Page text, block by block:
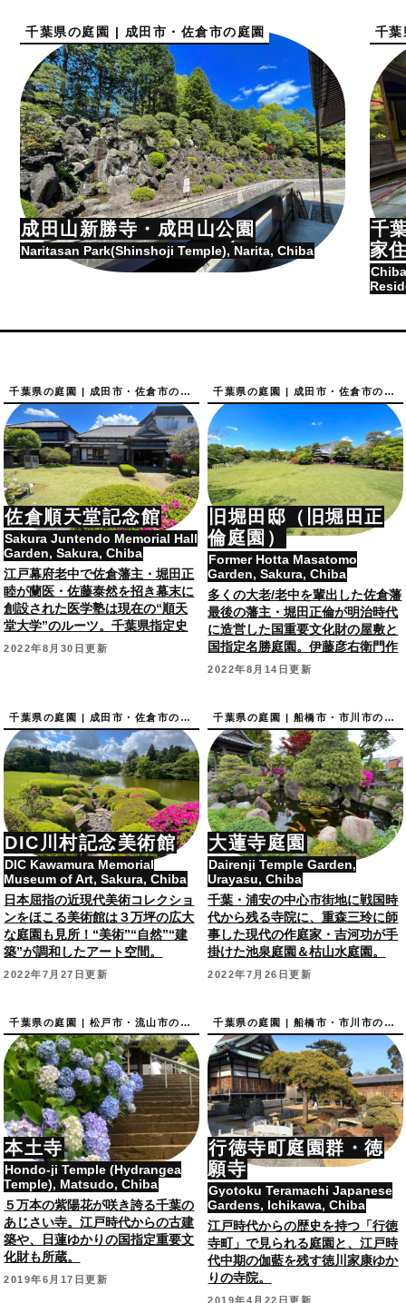
千葉県の庭園 | 成田市・佐倉市の庭園
成田山新勝寺・成田山公園
Naritasan Park(Shinshoji Temple), Narita, Chiba
千
千
家
千葉県の庭園 | 成田市・佐倉市の庭園
佐倉順天堂記念館
Sakura Juntendo Memorial Hall
Garden, Sakura, Chiba
江戸幕府老中で佐倉藩主・堀田正
睦が蘭医・佐藤泰然を招き幕末に
創設された医学塾は現在の“順天
堂大学”のルーツ。千葉県指定史
跡。
2022年8月30日更新
千葉県の庭園 | 成田市・佐倉市の庭園
旧堀田邸（旧堀田正
倫庭園）
Former Hotta Masatomo
Garden, Sakura, Chiba
多くの大老/老中を輩出した佐倉藩
最後の藩主・堀田正倫が明治時代
に造営した国重要文化財の屋敷と
国指定名勝庭園。伊藤彦右衛門作
庭。
2022年8月14日更新
千葉県の庭園 | 成田市・佐倉市の庭園
DIC川村記念美術館
DIC Kawamura Memorial
Museum of Art, Sakura, Chiba
日本屈指の近現代美術コレクショ
ンをほこる美術館は３万坪の広大
な庭園も見所！“美術”“自然”“建
築”が調和したアート空間。
2022年7月27日更新
千葉県の庭園 | 船橋市・市川市の庭園
大蓮寺庭園
Dairenji Temple Garden,
Urayasu, Chiba
千葉・浦安の中心市街地に戦国時
代から残る寺院に、重森三玲に師
事した現代の作庭家・吉河功が手
掛けた池泉庭園＆枯山水庭園。
2022年7月26日更新
千葉県の庭園 | 松戸市・流山市の庭園
本土寺
Hondo-ji Temple (Hydrangea
Temple), Matsudo, Chiba
５万本の紫陽花が咲き誇る千葉の
あじさい寺。江戸時代からの古建
築や、日蓮ゆかりの国指定重要文
化財も所蔵。
2019年6月17日更新
千葉県の庭園 | 船橋市・市川市の庭園
行徳寺町庭園群・徳
願寺
Gyotoku Teramachi Japanese
Gardens, Ichikawa, Chiba
江戸時代からの歴史を持つ「行徳
寺町」で見られる庭園と、江戸時
代中期の伽藍を残す徳川家康ゆか
りの寺院。
2019年4月22日更新